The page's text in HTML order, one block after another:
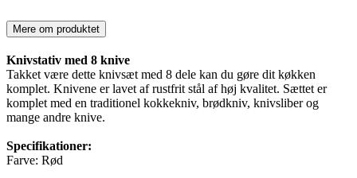
Mere om produktet
Knivstativ med 8 knive
Takket være dette knivsæt med 8 dele kan du gøre dit køkken
komplet. Knivene er lavet af rustfrit stål af høj kvalitet. Sættet er
komplet med en traditionel kokkekniv, brødkniv, knivsliber og
mange andre knive.
Specifikationer:
Farve: Rød